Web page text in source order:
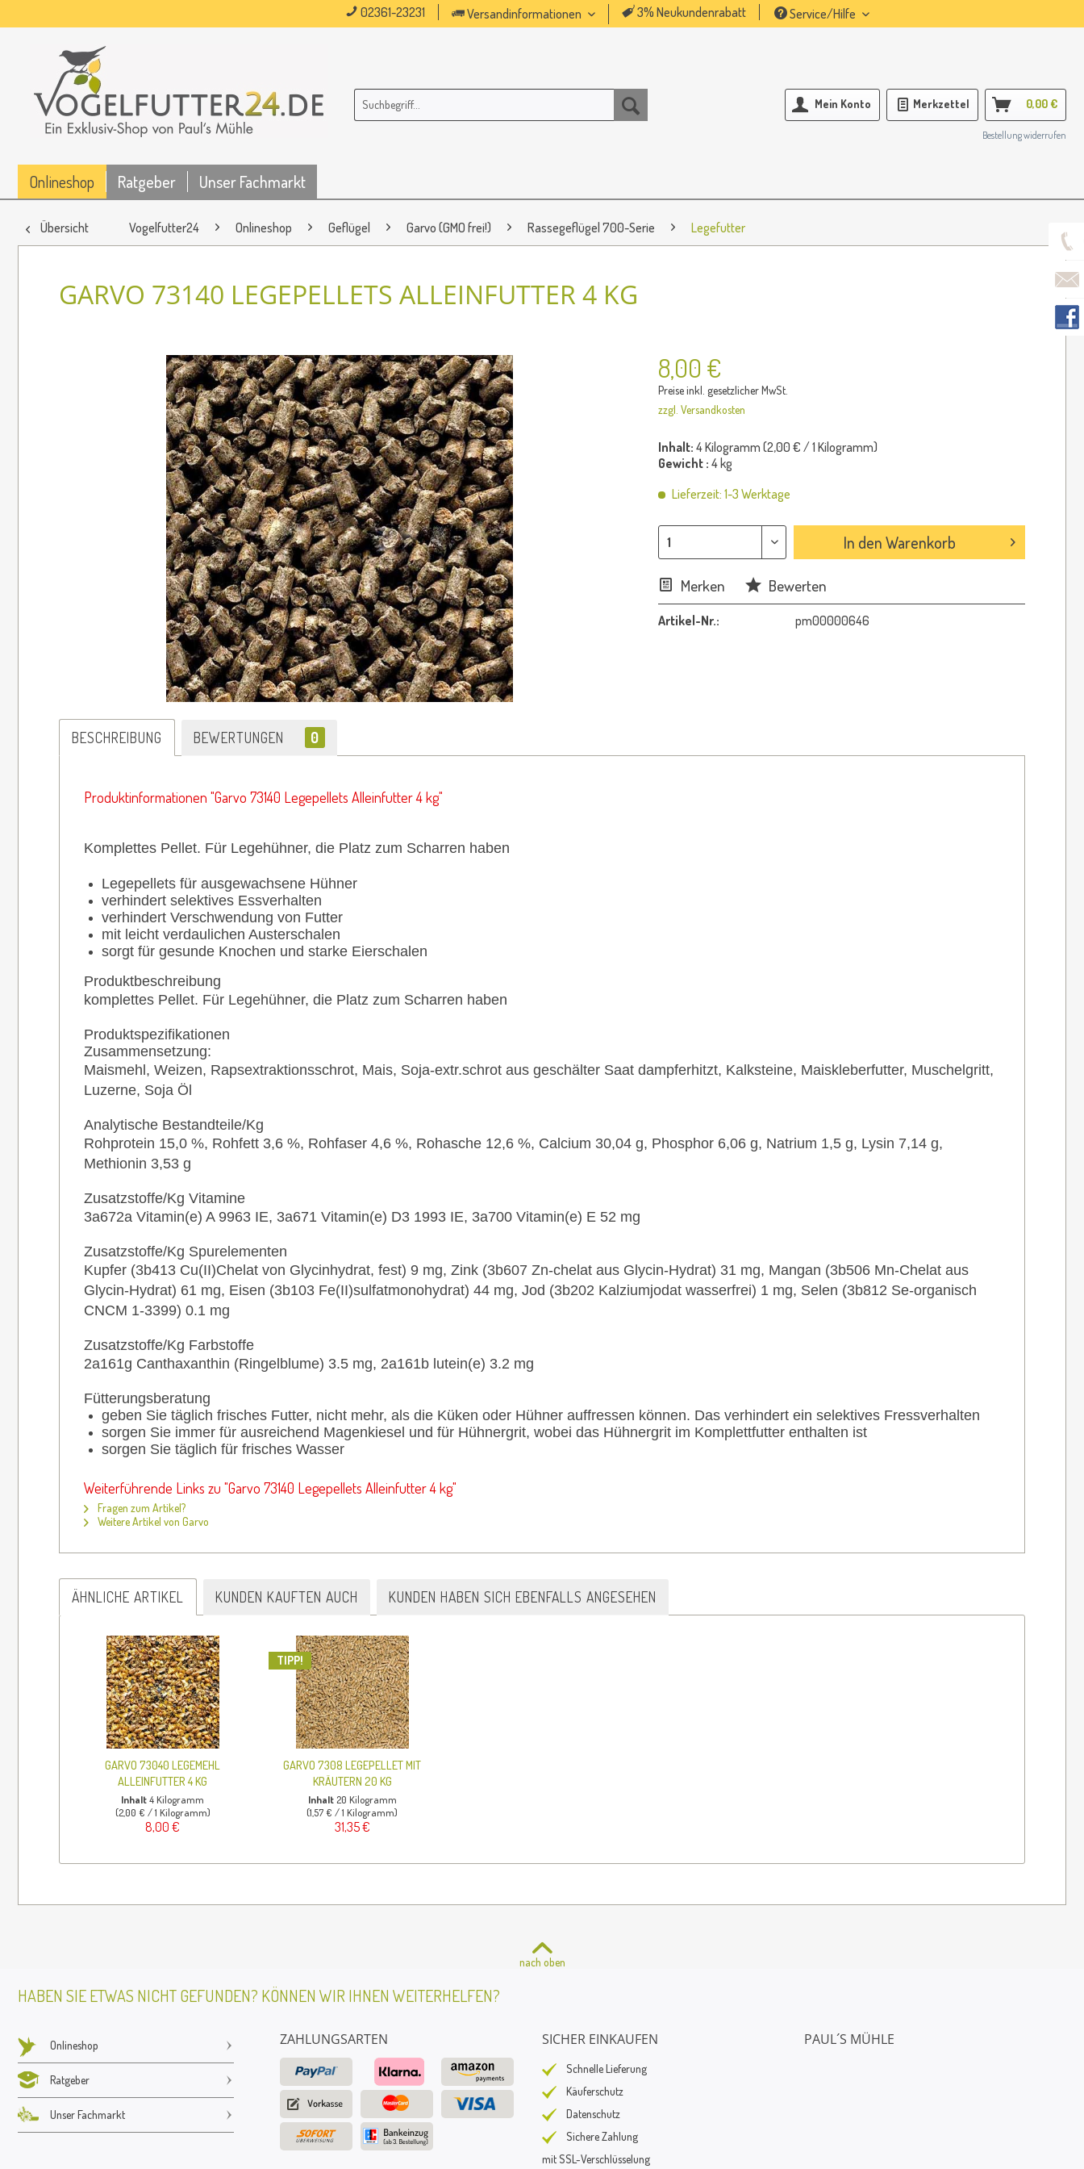
02361-23231 Versandinformationen 3% Neukundenrabatt Service/Hilfe
Mein Konto Merkzettel 0,00 €
Bestellung widerrufen
Onlineshop Ratgeber Unser Fachmarkt
Übersicht Vogelfutter24 Onlineshop Geflügel Garvo (GMO frei!) Rassegeflügel 700-Serie Legefutter
GARVO 73140 LEGEPELLETS ALLEINFUTTER 4 KG
8,00 €
Preise inkl. gesetzlicher MwSt.
zzgl. Versandkosten
Inhalt: 4 Kilogramm (2,00 € / 1 Kilogramm)
Gewicht : 4 kg
Lieferzeit: 1-3 Werktage
In denWarenkorb
Merken Bewerten
Artikel-Nr.: pm00000646
BESCHREIBUNG BEWERTUNGEN 0
Produktinformationen "Garvo 73140 Legepellets Alleinfutter 4 kg"
Komplettes Pellet. Für Legehühner, die Platz zum Scharren haben
Legepellets für ausgewachsene Hühner
verhindert selektives Essverhalten
verhindert Verschwendung von Futter
mit leicht verdaulichen Austerschalen
sorgt für gesunde Knochen und starke Eierschalen
Produktbeschreibung
komplettes Pellet. Für Legehühner, die Platz zum Scharren haben
Produktspezifikationen
Zusammensetzung:
Maismehl, Weizen, Rapsextraktionsschrot, Mais, Soja-extr.schrot aus geschälter Saat dampferhitzt, Kalksteine, Maiskleberfutter, Muschelgritt,
Luzerne, Soja Öl
Analytische Bestandteile/Kg
Rohprotein 15,0 %, Rohfett 3,6 %, Rohfaser 4,6 %, Rohasche 12,6 %, Calcium 30,04 g, Phosphor 6,06 g, Natrium 1,5 g, Lysin 7,14 g,
Methionin 3,53 g
Zusatzstoffe/Kg Vitamine
3a672a Vitamin(e) A 9963 IE, 3a671 Vitamin(e) D3 1993 IE, 3a700 Vitamin(e) E 52 mg
Zusatzstoffe/Kg Spurelementen
Kupfer (3b413 Cu(II)Chelat von Glycinhydrat, fest) 9 mg, Zink (3b607 Zn-chelat aus Glycin-Hydrat) 31 mg, Mangan (3b506 Mn-Chelat aus
Glycin-Hydrat) 61 mg, Eisen (3b103 Fe(II)sulfatmonohydrat) 44 mg, Jod (3b202 Kalziumjodat wasserfrei) 1 mg, Selen (3b812 Se-organisch
CNCM 1-3399) 0.1 mg
Zusatzstoffe/Kg Farbstoffe
2a161g Canthaxanthin (Ringelblume) 3.5 mg, 2a161b lutein(e) 3.2 mg
Fütterungsberatung
geben Sie täglich frisches Futter, nicht mehr, als die Küken oder Hühner auffressen können. Das verhindert ein selektives Fressverhalten
sorgen Sie immer für ausreichend Magenkiesel und für Hühnergrit, wobei das Hühnergrit im Komplettfutter enthalten ist
sorgen Sie täglich für frisches Wasser
Weiterführende Links zu "Garvo 73140 Legepellets Alleinfutter 4 kg"
Fragen zum Artikel?
Weitere Artikel von Garvo
ÄHNLICHE ARTIKEL KUNDEN KAUFTEN AUCH KUNDEN HABEN SICH EBENFALLS ANGESEHEN
GARVO 73040 LEGEMEHL
ALLEINFUTTER 4 KG
Inhalt4 Kilogramm
(2,00 € / 1 Kilogramm)
8,00 €
TIPP!
GARVO 7308 LEGEPELLET MIT
KRÄUTERN 20 KG
Inhalt 20 Kilogramm
(1,57 € / 1 Kilogramm)
31,35 €
nach oben
HABEN SIE ETWAS NICHT GEFUNDEN? KÖNNEN WIR IHNEN WEITERHELFEN?
Onlineshop
Ratgeber
Unser Fachmarkt
ZAHLUNGSARTEN SICHER EINKAUFEN
Schnelle Lieferung
Käuferschutz
Datenschutz
Sichere Zahlung
mit SSL-Verschlüsselung
PAUL´S MÜHLE